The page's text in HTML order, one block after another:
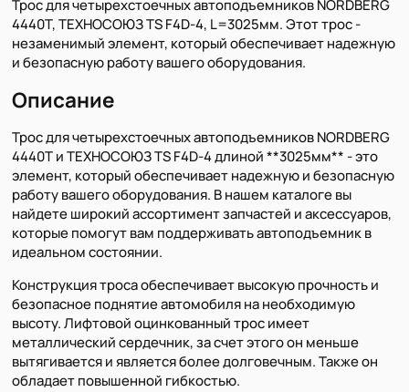
Трос для четырехстоечных автоподъемников NORDBERG
4440T, ТЕХНОСОЮЗ TS F4D-4, L=3025мм. Этот трос -
незаменимый элемент, который обеспечивает надежную
и безопасную работу вашего оборудования.
Описание
Трос для четырехстоечных автоподъемников NORDBERG
4440T и ТЕХНОСОЮЗ TS F4D-4 длиной **3025мм** - это
элемент, который обеспечивает надежную и безопасную
работу вашего оборудования. В нашем каталоге вы
найдете широкий ассортимент запчастей и аксессуаров,
которые помогут вам поддерживать автоподъемник в
идеальном состоянии.
Конструкция троса обеспечивает высокую прочность и
безопасное поднятие автомобиля на необходимую
высоту. Лифтовой оцинкованный трос имеет
металлический сердечник, за счет этого он меньше
вытягивается и является более долговечным. Также он
обладает повышенной гибкостью.